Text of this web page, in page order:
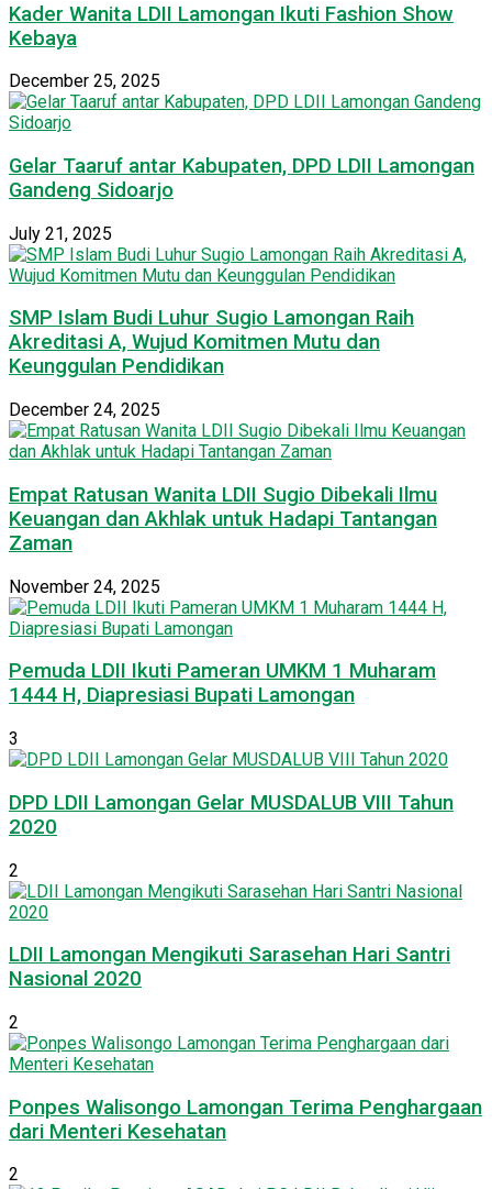
Kader Wanita LDII Lamongan Ikuti Fashion Show
Kebaya
December 25, 2025
Gelar Taaruf antar Kabupaten, DPD LDII Lamongan
Gandeng Sidoarjo
July 21, 2025
SMP Islam Budi Luhur Sugio Lamongan Raih
Akreditasi A, Wujud Komitmen Mutu dan
Keunggulan Pendidikan
December 24, 2025
Empat Ratusan Wanita LDII Sugio Dibekali Ilmu
Keuangan dan Akhlak untuk Hadapi Tantangan
Zaman
November 24, 2025
Pemuda LDII Ikuti Pameran UMKM 1 Muharam
1444 H, Diapresiasi Bupati Lamongan
3
DPD LDII Lamongan Gelar MUSDALUB VIII Tahun
2020
2
LDII Lamongan Mengikuti Sarasehan Hari Santri
Nasional 2020
2
Ponpes Walisongo Lamongan Terima Penghargaan
dari Menteri Kesehatan
2